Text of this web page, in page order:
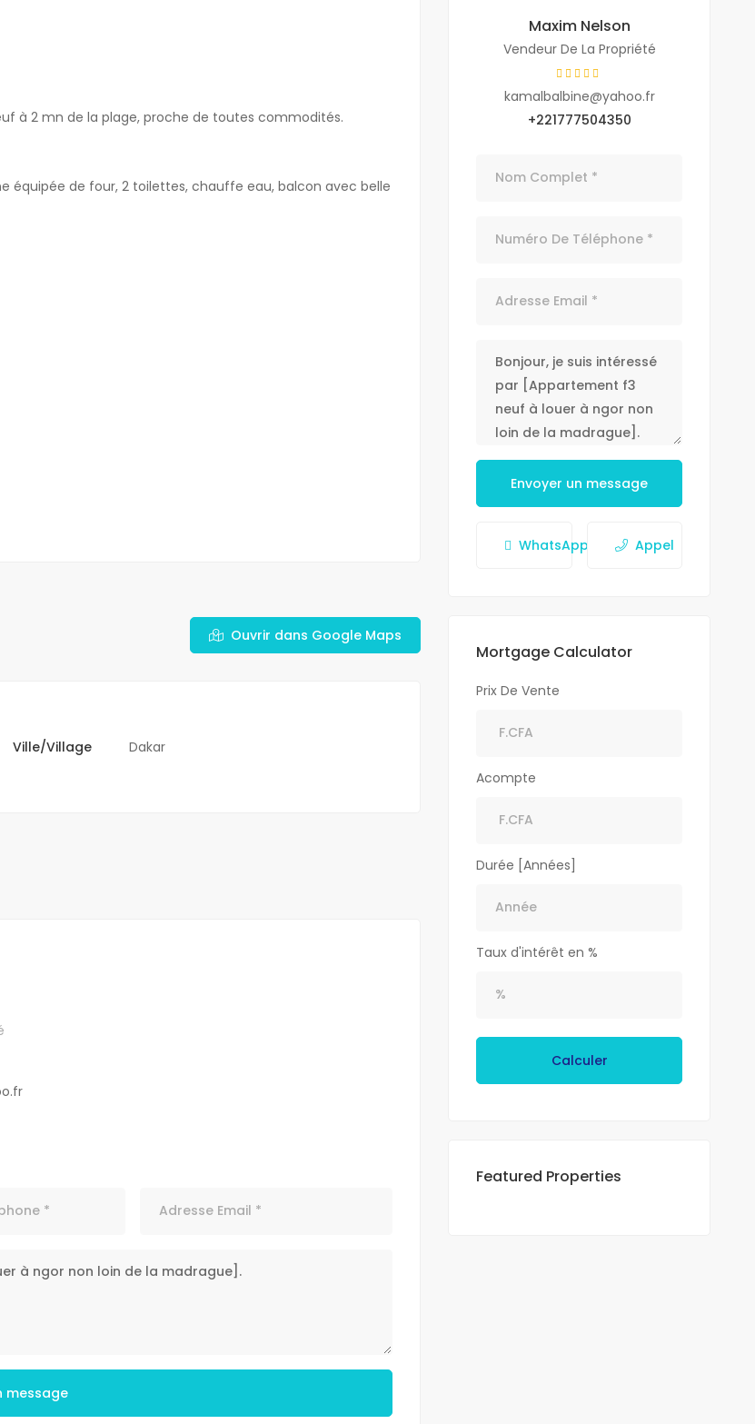
à 2 mn de la plage, proche de toutes commodités.
équipée de four, 2 toilettes, chauffe eau, balcon avec belle
Ouvrir dans Google Maps
Ville/Village
Dakar
message
Maxim Nelson
Vendeur De La Propriété
kamalbalbine@yahoo.fr
+221777504350
Envoyer un message
WhatsApp Appel
Mortgage Calculator
Prix De Vente
Acompte
Durée [Années]
Taux d'intérêt en %
Calculer
Featured Properties